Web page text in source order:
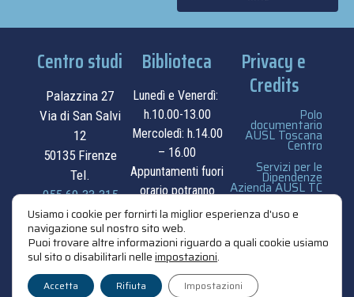
Centro studi
Palazzina 27
Via di San Salvi
12
50135 Firenze
Tel.
055.69.33.315
contatti
Biblioteca
Lunedì e Venerdì:
h.10.00-13.00
Mercoledì: h.14.00
– 16.00
Appuntamenti fuori
orario potranno
essere
concordati su
appuntamento.
contatti
Privacy e
Credits
Polo
documentario
AUSL Toscana
Centro
Servizi per le
Dipendenze
Azienda AUSL TC
privacy e cookie
Usiamo i cookie per fornirti la miglior esperienza d'uso e
navigazione sul nostro sito web.
Puoi trovare altre informazioni riguardo a quali cookie usiamo
sul sito o disabilitarli nelleimpostazioni.
Accetta Rifiuta Impostazioni